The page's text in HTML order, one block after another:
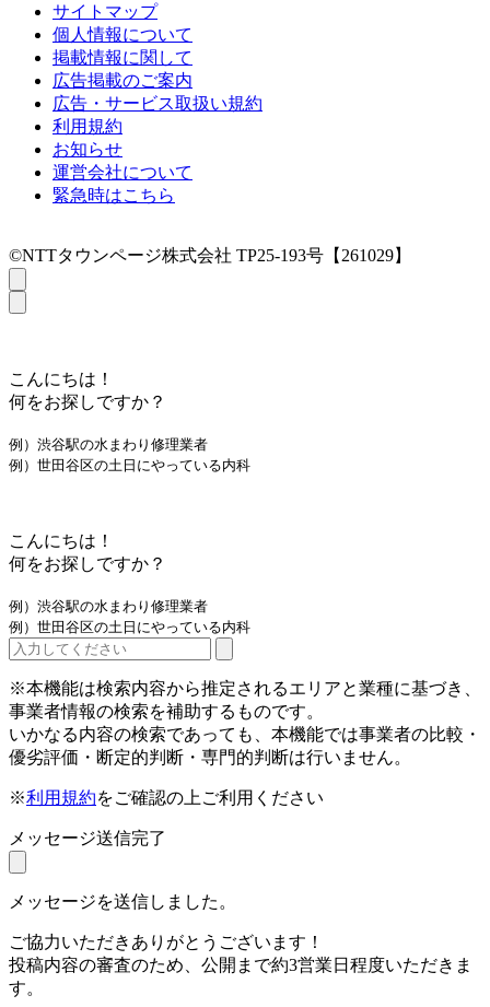
サイトマップ
個人情報について
掲載情報に関して
広告掲載のご案内
広告・サービス取扱い規約
利用規約
お知らせ
運営会社について
緊急時はこちら
©NTTタウンページ株式会社 TP25-193号【261029】
こんにちは！
何をお探しですか？
例）渋谷駅の水まわり修理業者
例）世田谷区の土日にやっている内科
こんにちは！
何をお探しですか？
例）渋谷駅の水まわり修理業者
例）世田谷区の土日にやっている内科
※本機能は検索内容から推定されるエリアと業種に基づき、
事業者情報の検索を補助するものです。
いかなる内容の検索であっても、本機能では事業者の比較・
優劣評価・断定的判断・専門的判断は行いません。
※利用規約をご確認の上ご利用ください
メッセージ送信完了
メッセージを送信しました。
ご協力いただきありがとうございます！
投稿内容の審査のため、公開まで約3営業日程度いただきま
す。